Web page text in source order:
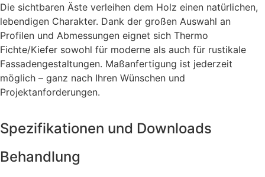
Die sichtbaren Äste verleihen dem Holz einen natürlichen,
lebendigen Charakter. Dank der großen Auswahl an
Profilen und Abmessungen eignet sich Thermo
Fichte/Kiefer sowohl für moderne als auch für rustikale
Fassadengestaltungen. Maßanfertigung ist jederzeit
möglich – ganz nach Ihren Wünschen und
Projektanforderungen.
Spezifikationen und Downloads
Behandlung